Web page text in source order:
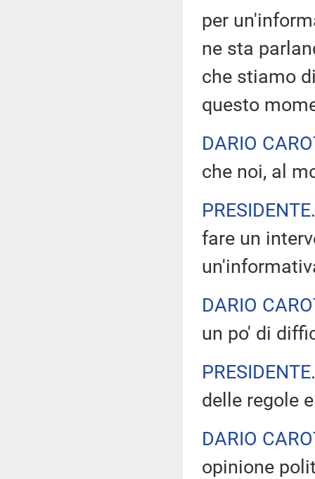
per
ne sta
che stiamo
questo
DARIO
che noi, al
PRESIDENTE
fare un
DARIO
un po' di
PRESIDENTE
delle regole
DARIO
opinione